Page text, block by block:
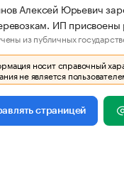
Алексей Юрьевич
ИП
из публичных
носит справочный
не является
страницей